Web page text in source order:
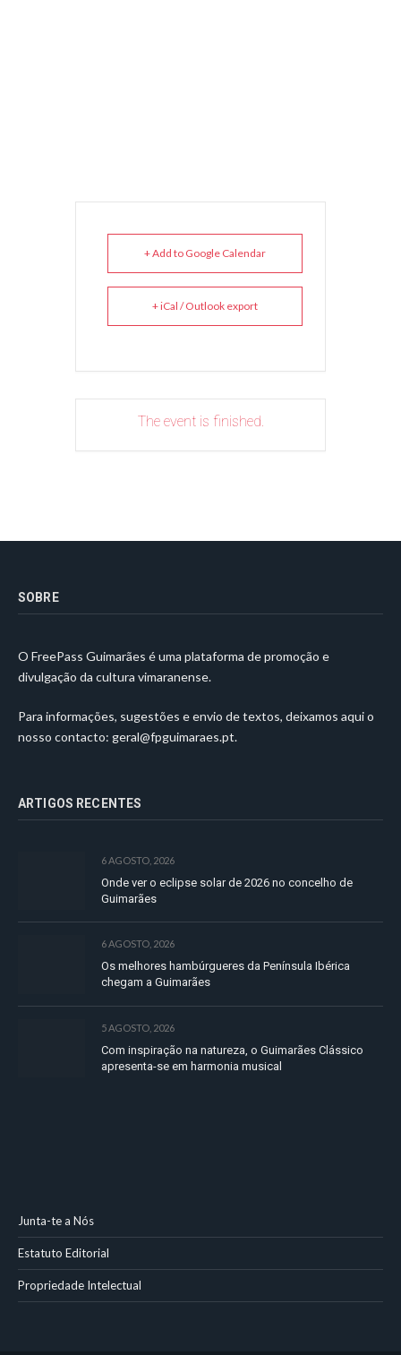
+ Add to Google Calendar
+ iCal / Outlook export
The event is finished.
SOBRE
O FreePass Guimarães é uma plataforma de promoção e
divulgação da cultura vimaranense.
Para informações, sugestões e envio de textos, deixamos aqui o
nosso contacto: geral@fpguimaraes.pt.
ARTIGOS RECENTES
6 AGOSTO, 2026
Onde ver o eclipse solar de 2026 no concelho de
Guimarães
6 AGOSTO, 2026
Os melhores hambúrgueres da Península Ibérica
chegam a Guimarães
5 AGOSTO, 2026
Com inspiração na natureza, o Guimarães Clássico
apresenta-se em harmonia musical
Junta-te a Nós
Estatuto Editorial
Propriedade Intelectual